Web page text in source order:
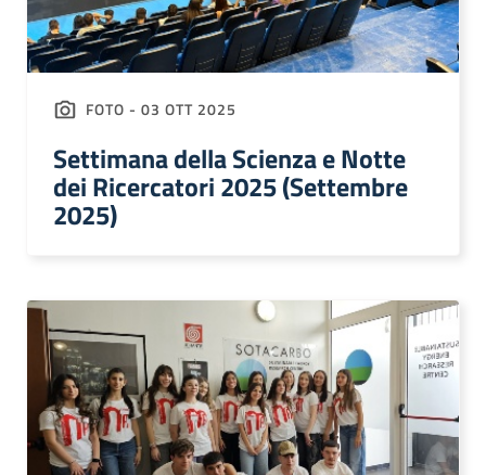
FOTO - 03 OTT 2025
Settimana della Scienza e Notte
dei Ricercatori 2025 (Settembre
2025)